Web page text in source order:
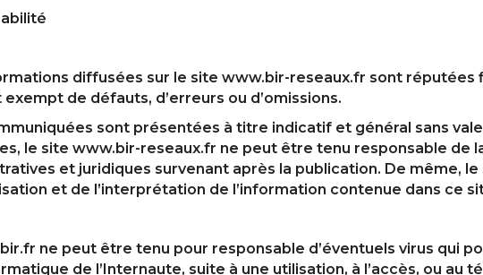
diffusées sur le site www.bir-reseaux.fr sont réputées
exempt de défauts, d’erreurs ou d’omissions.
sont présentées à titre indicatif et général sans
le site www.bir-reseaux.fr ne peut être tenu responsable de
et juridiques survenant après la publication. De même,
et de l’interprétation de l’information contenue dans ce
ne peut être tenu pour responsable d’éventuels virus qui
de l’Internaute, suite à une utilisation, à l’accès, ou au